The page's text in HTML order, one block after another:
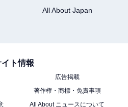
All About Japan
イト情報
広告掲載
著作権・商標・免責事項
All About ニュースについて